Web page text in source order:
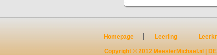
Homepage Leerling
Copyright © 2012 MeesterMichael.nl